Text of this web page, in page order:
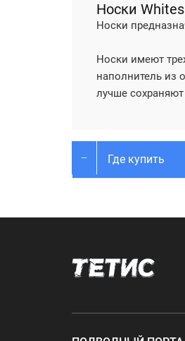
Носки Whites
Носки
Носки имеют
наполнитель из
лучше
Где купить